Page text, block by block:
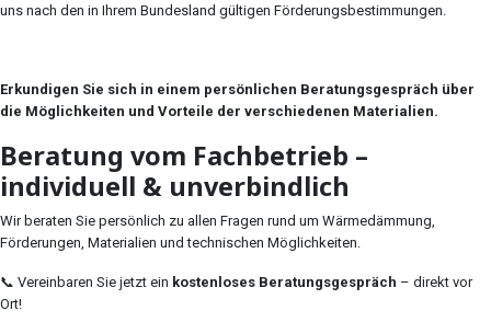
uns nach den in Ihrem Bundesland gültigen Förderungsbestimmungen.
Erkundigen Sie sich in einem persönlichen Beratungsgespräch über
die Möglichkeiten und Vorteile der verschiedenen Materialien.
Beratung vom Fachbetrieb –
individuell & unverbindlich
Wir beraten Sie persönlich zu allen Fragen rund um Wärmedämmung,
Förderungen, Materialien und technischen Möglichkeiten.
📞 Vereinbaren Sie jetzt ein kostenloses Beratungsgespräch – direkt vor
Ort!